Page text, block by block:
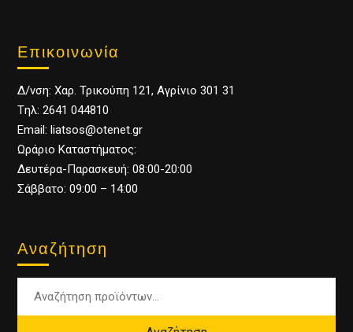
Επικοινωνία
Δ/νση: Χαρ. Τρικούπη 121, Αγρίνιο 301 31
Tηλ: 2641 044810
Email: liatsos@otenet.gr
Ωράριο Καταστήματος:
Δευτέρα-Παρασκευή: 08:00-20:00
Σάββατο: 09:00 – 14:00
Αναζήτηση